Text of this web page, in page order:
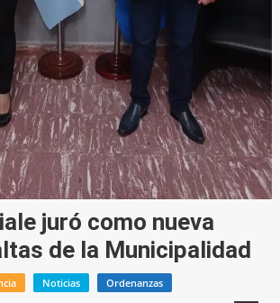
juró como nueva
de la Municipalidad
Noticias Ordenanzas